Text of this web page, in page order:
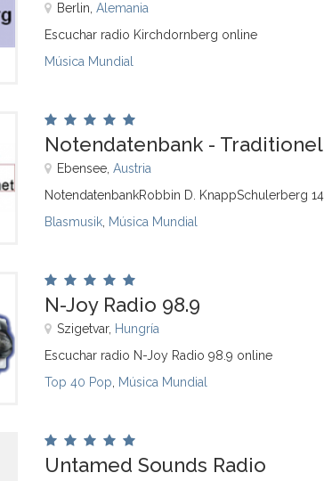
Berlin, Alemania
Escuchar radio Kirchdornberg online
Música Mundial
Notendatenbank -
Ebensee, Austria
NotendatenbankRobbin D. KnappSchulerberg
Blasmusik Música Mundial
N-Joy Radio 98.9
Szigetvar, Hungría
Escuchar radio N-Joy Radio 98.9 online
Top 40 Pop
Música Mundial
Untamed Sounds Radio